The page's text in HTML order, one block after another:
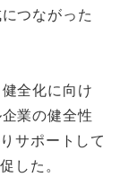
つながった
全化に向け
業の健全性
サポートして
した。